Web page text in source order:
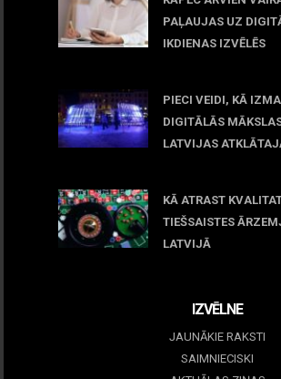
PAĻAUJAS UZ
IKDIENAS IZVĒLĒS
PIECI VEIDI, KĀ
DIGITĀLĀS
LATVIJAS
KĀ ATRAST
TIEŠSAISTES
LATVIJĀ
IZVĒLNE
JAUNĀKIE RAKSTI
SAIMNIECISKI